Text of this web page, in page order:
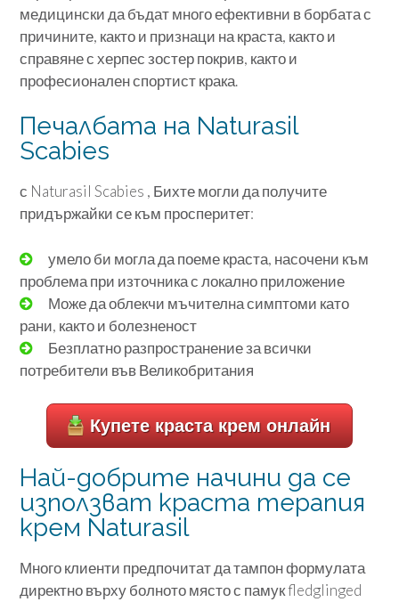
медицински да бъдат много ефективни в борбата с
причините, както и признаци на краста, както и
справяне с херпес зостер покрив, както и
професионален спортист крака.
Печалбата на Naturasil
Scabies
с Naturasil Scabies , Бихте могли да получите
придържайки се към просперитет:
умело би могла да поеме краста, насочени към
проблема при източника с локално приложение
Може да облекчи мъчителна симптоми като
рани, както и болезненост
Безплатно разпространение за всички
потребители във Великобритания
Купете краста крем онлайн
Най-добрите начини да се
използват краста терапия
крем Naturasil
Много клиенти предпочитат да тампон формулата
директно върху болното място с памук fledglinged